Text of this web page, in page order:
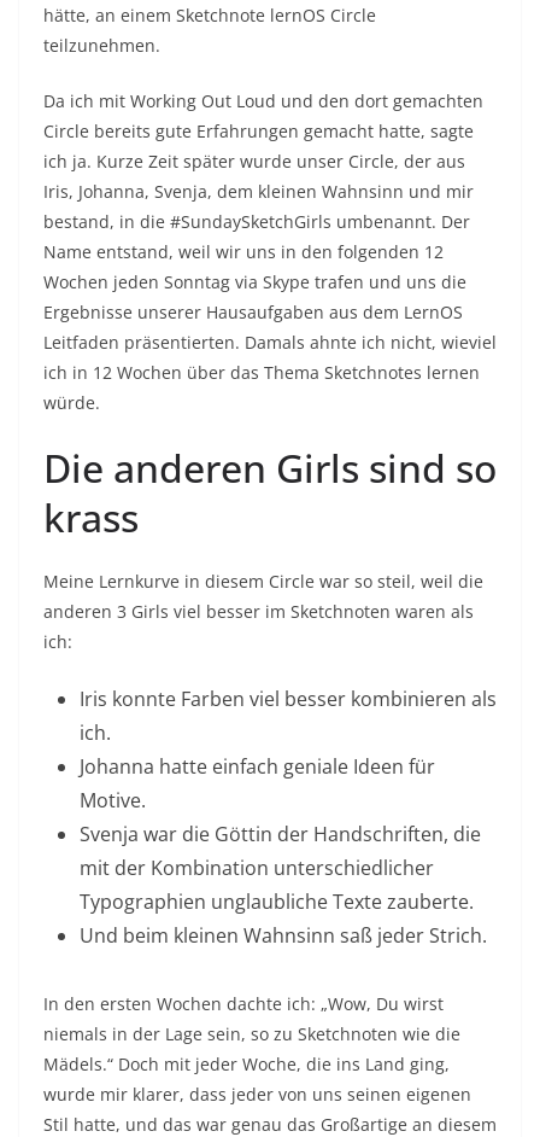
hätte, an einem Sketchnote lernOS Circle
teilzunehmen.
Da ich mit Working Out Loud und den dort gemachten
Circle bereits gute Erfahrungen gemacht hatte, sagte
ich ja. Kurze Zeit später wurde unser Circle, der aus
Iris, Johanna, Svenja, dem kleinen Wahnsinn und mir
bestand, in die #SundaySketchGirls umbenannt. Der
Name entstand, weil wir uns in den folgenden 12
Wochen jeden Sonntag via Skype trafen und uns die
Ergebnisse unserer Hausaufgaben aus dem LernOS
Leitfaden präsentierten. Damals ahnte ich nicht, wieviel
ich in 12 Wochen über das Thema Sketchnotes lernen
würde.
Die anderen Girls sind so
krass
Meine Lernkurve in diesem Circle war so steil, weil die
anderen 3 Girls viel besser im Sketchnoten waren als
ich:
Iris konnte Farben viel besser kombinieren als
ich.
Johanna hatte einfach geniale Ideen für
Motive.
Svenja war die Göttin der Handschriften, die
mit der Kombination unterschiedlicher
Typographien unglaubliche Texte zauberte.
Und beim kleinen Wahnsinn saß jeder Strich.
In den ersten Wochen dachte ich: „Wow, Du wirst
niemals in der Lage sein, so zu Sketchnoten wie die
Mädels.“ Doch mit jeder Woche, die ins Land ging,
wurde mir klarer, dass jeder von uns seinen eigenen
Stil hatte, und das war genau das Großartige an diesem